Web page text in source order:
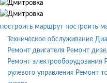
построить маршрут построить
Техническое обслуживание
Ремонт двигателя Ремонт
Ремонт электрооборудования
рулевого управления Ремонт